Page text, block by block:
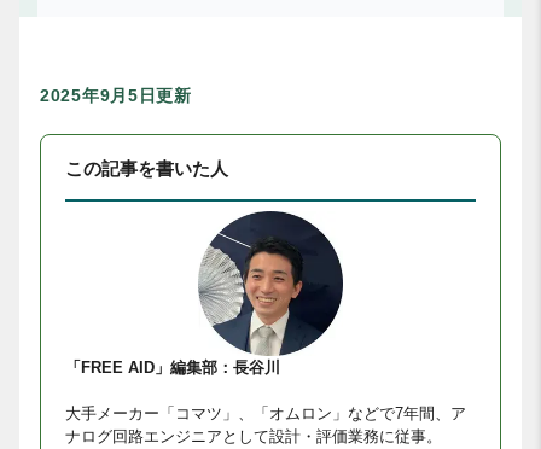
2025年9月5日更新
この記事を書いた人
「FREE AID」編集部：長谷川
大手メーカー「コマツ」、「オムロン」などで7年間、ア
ナログ回路エンジニアとして設計・評価業務に従事。